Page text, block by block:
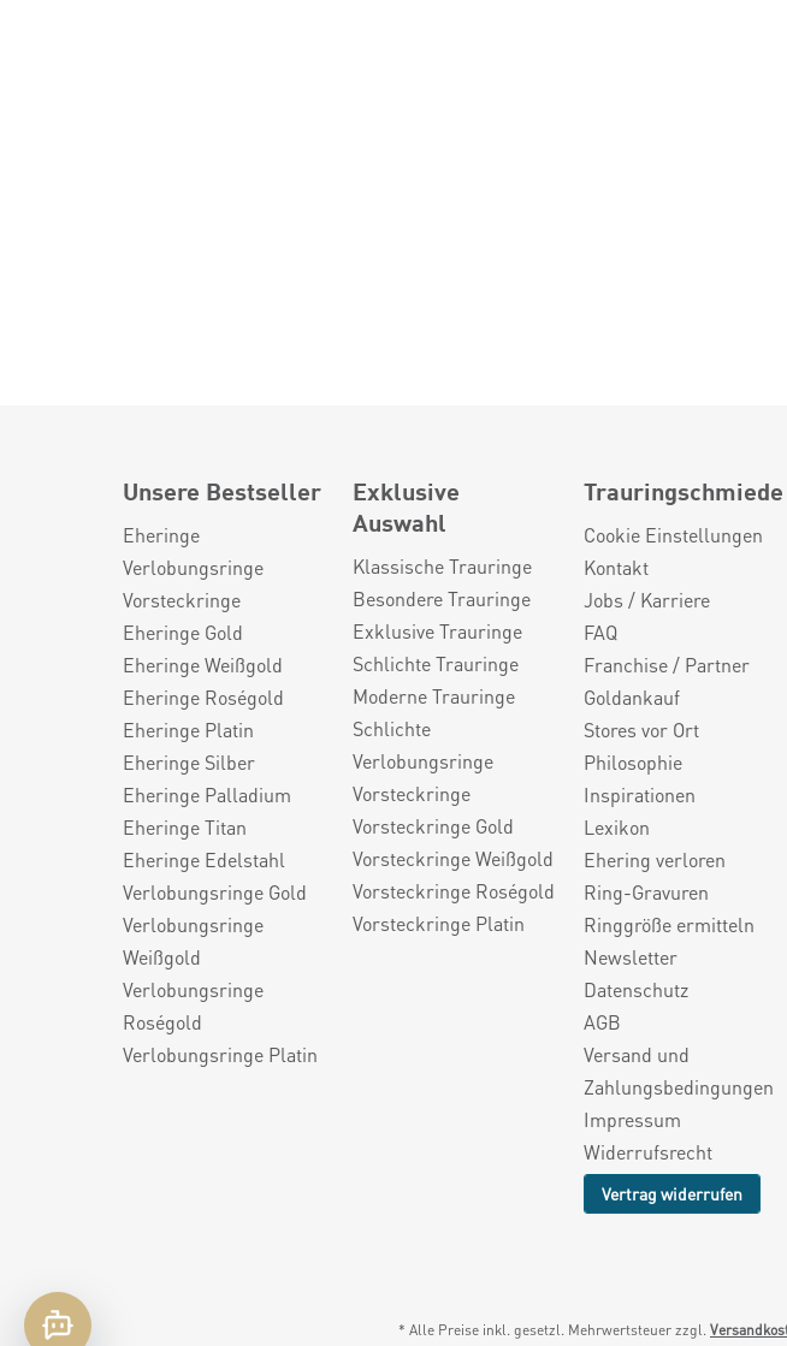
Unsere Bestseller
Eheringe
Verlobungsringe
Vorsteckringe
Eheringe Gold
Eheringe Weißgold
Eheringe Roségold
Eheringe Platin
Eheringe Silber
Eheringe Palladium
Eheringe Titan
Eheringe Edelstahl
Verlobungsringe Gold
Verlobungsringe
Weißgold
Verlobungsringe
Roségold
Verlobungsringe Platin
Exklusive
Auswahl
Klassische Trauringe
Besondere Trauringe
Exklusive Trauringe
Schlichte Trauringe
Moderne Trauringe
Schlichte
Verlobungsringe
Vorsteckringe
Vorsteckringe Gold
Vorsteckringe Weißgold
Vorsteckringe Roségold
Vorsteckringe Platin
Trauringschmiede
Cookie Einstellungen
Kontakt
Jobs / Karriere
FAQ
Franchise / Partner
Goldankauf
Stores vor Ort
Philosophie
Inspirationen
Lexikon
Ehering verloren
Ring-Gravuren
Ringgröße ermitteln
Newsletter
Datenschutz
AGB
Versand und
Zahlungsbedingungen
Impressum
Widerrufsrecht
Vertrag widerrufen
* Alle Preise inkl. gesetzl. Mehrwertsteuer zzgl.